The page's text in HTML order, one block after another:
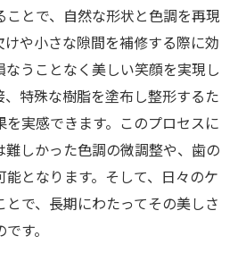
ことで、自然な形状と色調を再現
けや小さな隙間を補修する際に効
うことなく美しい笑顔を実現し
、特殊な樹脂を塗布し整形するた
実感できます。このプロセスに
難しかった色調の微調整や、歯の
となります。そして、日々のケ
で、長期にわたってその美しさ
す。